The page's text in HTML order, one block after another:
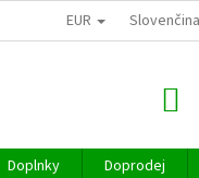
EUR Slovenčina
Doplnky Doprodej